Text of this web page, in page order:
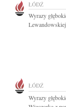
ŁÓDŹ
Wyrazy
ŁÓDŹ
Wyrazy